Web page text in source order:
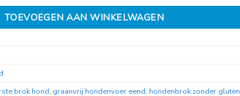
TOEVOEGEN AAN WINKELWAGEN
brok hond, graanvrij hondenvoer eend, hondenbrok zonder gluten